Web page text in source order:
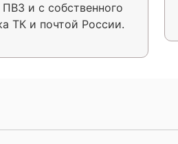
и с собственного
ТК и почтой России.